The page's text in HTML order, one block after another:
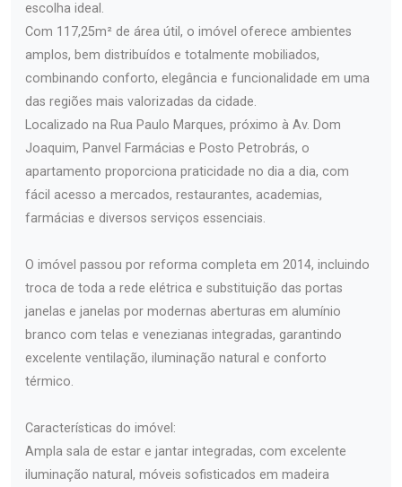
escolha ideal.
Com 117,25m² de área útil, o imóvel oferece ambientes
amplos, bem distribuídos e totalmente mobiliados,
combinando conforto, elegância e funcionalidade em uma
das regiões mais valorizadas da cidade.
Localizado na Rua Paulo Marques, próximo à Av. Dom
Joaquim, Panvel Farmácias e Posto Petrobrás, o
apartamento proporciona praticidade no dia a dia, com
fácil acesso a mercados, restaurantes, academias,
farmácias e diversos serviços essenciais.
O imóvel passou por reforma completa em 2014, incluindo
troca de toda a rede elétrica e substituição das portas
janelas e janelas por modernas aberturas em alumínio
branco com telas e venezianas integradas, garantindo
excelente ventilação, iluminação natural e conforto
térmico.
Características do imóvel:
Ampla sala de estar e jantar integradas, com excelente
iluminação natural, móveis sofisticados em madeira